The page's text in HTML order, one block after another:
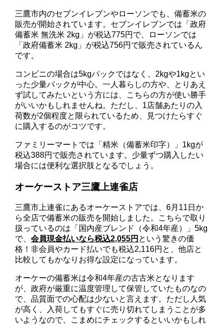
三鷹市内のセブンイレブンやローソンでも、備蓄米の
販売が開始されています。セブンイレブンでは「政府
備蓄米 無洗米 2kg」が税込775円で、ローソンでは
「政府備蓄米 2kg」が税込756円で販売されているん
です。
コンビニの場合は5kgパックではなく、2kgや1kgとい
った少量パックが中心。一人暮らしの方や、とりあえ
ず試してみたいという方には、こちらの方が使い勝手
がいいかもしれませんね。ただし、1店舗あたりの入
荷数が2個程度と限られているため、見つけたらすぐ
に購入するのがコツです。
ファミリーマートでは「精米（備蓄米印字）」1kgが
税込388円で販売されています。少量ずつ購入したい
場合には便利な選択肢となるでしょう。
オーケーストア三鷹上連雀店
三鷹市上連雀にあるオーケーストアでは、6月11日か
ら全店で備蓄米の販売を開始しました。こちらで取り
扱っているのは「国内産ブレンド（令和4年産）」5kg
で、会員現金払いなら税込2,055円 という驚きの価
格！非会員やカード払いでも税込2,116円と、他店と
比較してもかなりお得な設定になっています。
オーケーの備蓄米は令和4年産の古古米となります
が、政府が厳重に温度管理して保管していたものなの
で、品質面での心配は少ないと言えます。ただし人気
が高く、入荷してもすぐに売り切れてしまうことが多
いようなので、こまめにチェックするといいかもしれ